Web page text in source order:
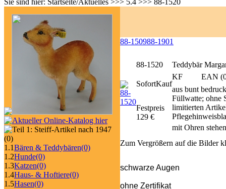
Sie sind hier: Startseite/Aktuelles >>> 5.4 >>> 88-1520
(0)
1.1Bären & Teddybären(0)
1.2Hunde(0)
1.3Katzen(0)
1.4Haus- & Hoftiere(0)
1.5Hasen(0)
88-150988-1901
88-1520
Teddybär
KF
EAN
aus bunt
Füllwatte; ohne
limitierten
mit Ohren
SofortKauf
Festpreis
129 €
Zum Vergrößern auf die Bilder
schwarze Augen
ohne Zertifikat